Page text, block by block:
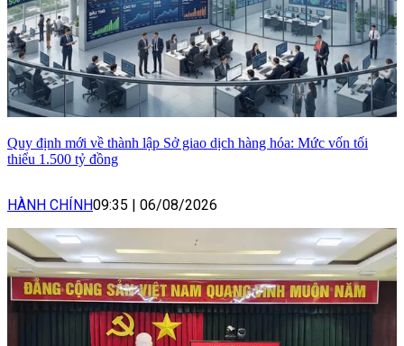
Quy định mới về thành lập Sở giao dịch hàng hóa: Mức vốn tối
thiểu 1.500 tỷ đồng
HÀNH CHÍNH09:35 06/08/2026